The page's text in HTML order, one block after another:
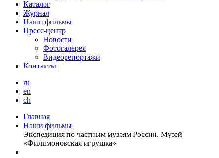
Каталог
Журнал
Наши фильмы
Пресс-центр
Новости
Фотогалерея
Видеорепортажи
Контакты
ru
en
ch
Главная
Наши фильмы
Экспедиция по частным музеям России. Музей
«Филимоновская игрушка»